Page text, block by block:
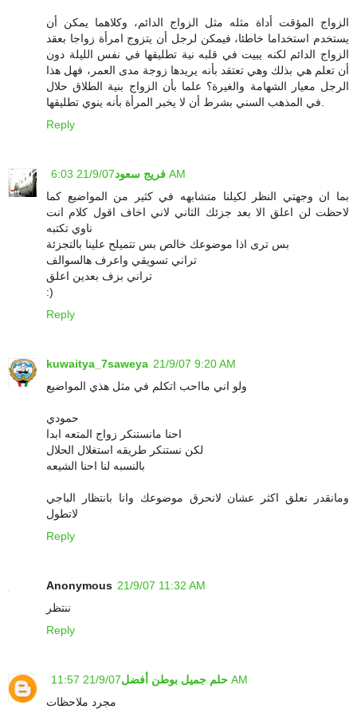
الزواج المؤقت أداة مثله مثل الزواج الدائم، وكلاهما يمكن أن
يستخدم استخداما خاطئا، فيمكن لرجل أن يتزوج امرأة زواجا بعقد
الزواج الدائم لكنه يبيت في قلبه نية تطليقها في نفس الليلة دون
أن تعلم هي بذلك وهي تعتقد بأنه يريدها زوجة مدى العمر، فهل هذا
الرجل معيار الشهامة والغيرة؟ علما بأن الزواج بنية الطلاق حلال
Reply
فريج سعود 21/9/07 6:03 AM
بما ان وجهتي النظر لكيلنا متشابهه في كثير من المواضيع كما
لاحظت لن اعلق الا بعد جزئك الثاني لاني اخاف اقول كلام انت
ناوي تكتبه
بس ترى اذا موضوعك خالص بس تتميلح علينا بالتجزئة
تراني تسويقي واعرف هالسوالف
تراني بزف بعدين اعلق
:)
Reply
kuwaitya_7saweya 21/9/07 9:20 AM
ولو اني مااحب اتكلم في مثل هذي المواضيع
حمودي
احنا مانستنكر زواج المتعه ابدا
لكن نستنكر طريقه استغلال الحلال
بالنسبه لنا احنا الشيعه
ومانقدر نعلق اكثر عشان لانحرق موضوعك وانا بانتظار الباجي
لاتطول
Reply
Anonymous 21/9/07 11:32 AM
ننتظر
Reply
حلم جميل بوطن أفضل 21/9/07 11:57 AM
مجرد ملاحظات